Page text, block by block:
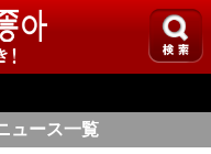
ュース一覧